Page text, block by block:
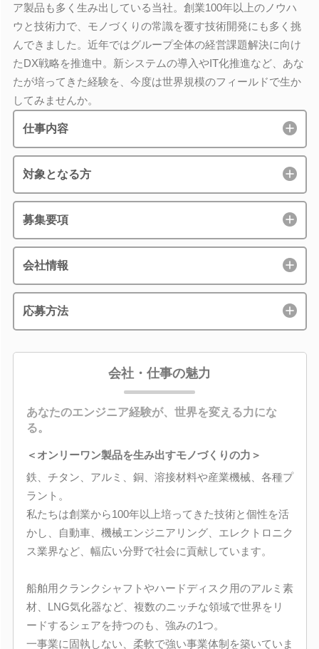
ア製品も多く生み出している当社。創業100年以上のノウハ
ウと技術力で、モノづくりの常識を覆す技術開発にも多く挑
んできました。近年ではグループ全体の経営課題解決に向け
たDX戦略を推進中。新システムの導入やIT化推進など、あな
たが培ってきた経験を、今度は世界規模のフィールドで生か
してみませんか。
仕事内容
対象となる方
募集要項
会社情報
応募方法
会社・仕事の魅力
あなたのエンジニア経験が、世界を変える力にな
る。
＜オンリーワン製品を生み出すモノづくりの力＞
鉄、チタン、アルミ、銅、溶接材料や産業機械、各種プ
ラント。
私たちは創業から100年以上培ってきた技術と個性を活
かし、自動車、機械エンジニアリング、エレクトロニク
ス業界など、幅広い分野で社会に貢献しています。
船舶用クランクシャフトやハードディスク用のアルミ素
材、LNG気化器など、複数のニッチな領域で世界をリ
ードするシェアを持つのも、強みの1つ。
一事業に固執しない、柔軟で強い事業体制を築いていま